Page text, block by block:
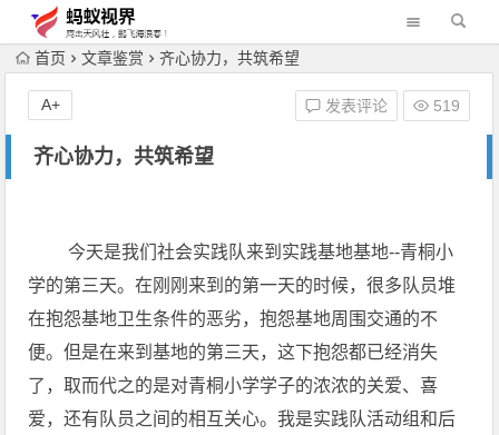
首页 文章鉴赏 齐心协力，共筑希望
齐心协力，共筑希望
发表评论 519
A+
今天是我们社会实践队来到实践基地基地--青桐小
学的第三天。在刚刚来到的第一天的时候，很多队员堆
在抱怨基地卫生条件的恶劣，抱怨基地周围交通的不
便。但是在来到基地的第三天，这下抱怨都已经消失
了，取而代之的是对青桐小学学子的浓浓的关爱、喜
爱，还有队员之间的相互关心。我是实践队活动组和后